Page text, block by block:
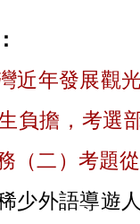
近年發展觀
負擔，考選
（二）考題
少外語導遊